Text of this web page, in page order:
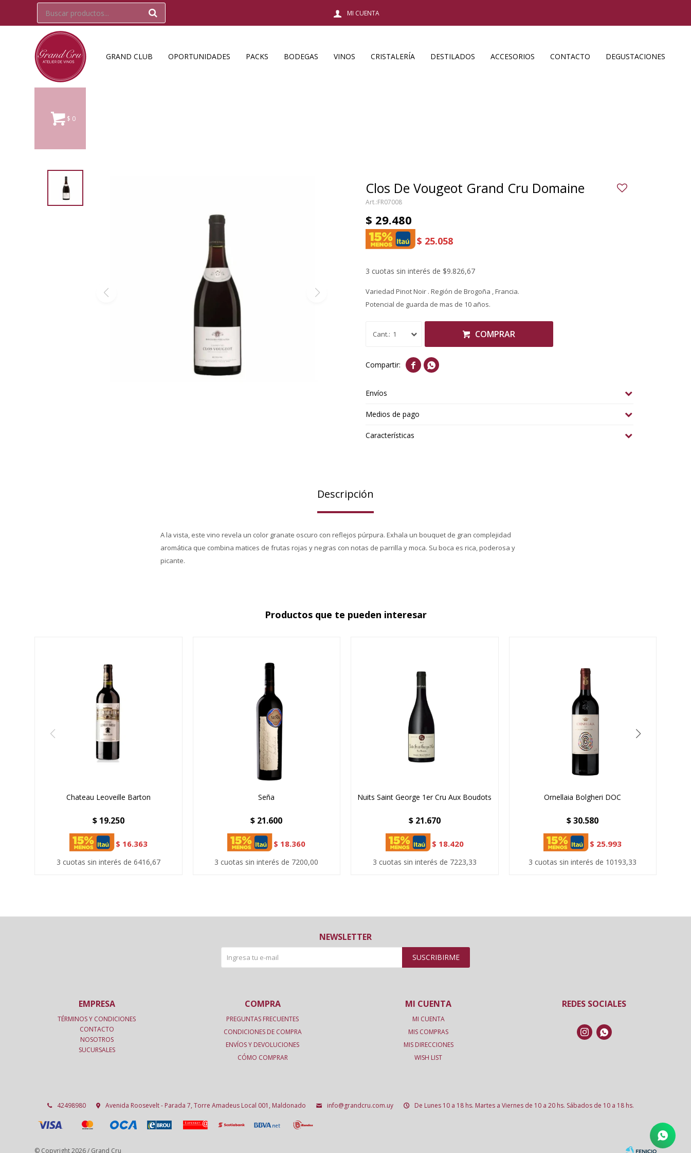
GRAND CLUB OPORTUNIDADES PACKS BODEGAS VINOS CRISTALERÍA DESTILADOS ACCESORIOS CONTACTO DEGUSTACIONES
$ 0
Clos De Vougeot Grand Cru Domaine
FR07008
$ 29.480
$ 25.058
3 cuotas sin interés de $9.826,67
Variedad Pinot Noir . Región de Brogoña , Francia.
Potencial de guarda de mas de 10 años.
1 COMPRAR
 
Envíos
Medios de pago
Características
Descripción
A la vista, este vino revela un color granate oscuro con reflejos púrpura. Exhala un bouquet de gran complejidad
aromática que combina matices de frutas rojas y negras con notas de parrilla y moca. Su boca es rica, poderosa y
picante.
Productos que te pueden interesar
Chateau Leoveille Barton
$ 19.250
$ 16.363
3 cuotas sin interés de 6416,67
Seña
$ 21.600
$ 18.360
3 cuotas sin interés de 7200,00
Nuits Saint George 1er Cru Aux Boudots
$ 21.670
$ 18.420
3 cuotas sin interés de 7223,33
Ornellaia Bolgheri DOC
$ 30.580
$ 25.993
3 cuotas sin interés de 10193,33
NEWSLETTER
SUSCRIBIRME
REDES SOCIALES
 
42498980 Avenida Roosevelt - Parada 7, Torre Amadeus Local 001, Maldonado info@grandcru.com.uy De Lunes 10 a 18 hs. Martes a Viernes de 10 a 20 hs. Sábados de 10 a 18 hs.
EMPRESA
TÉRMINOS Y CONDICIONES
CONTACTO
NOSOTROS
SUCURSALES
COMPRA
PREGUNTAS FRECUENTES
CONDICIONES DE COMPRA
ENVÍOS Y DEVOLUCIONES
CÓMO COMPRAR
MI CUENTA
MI CUENTA
MIS COMPRAS
MIS DIRECCIONES
WISH LIST
© Copyright 2026 / Grand Cru